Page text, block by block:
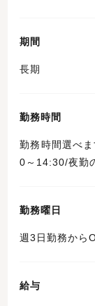
期間
長期
勤務時間
勤務時間選べ
0～14:30/夜勤
勤務曜日
週3日勤務から
給与